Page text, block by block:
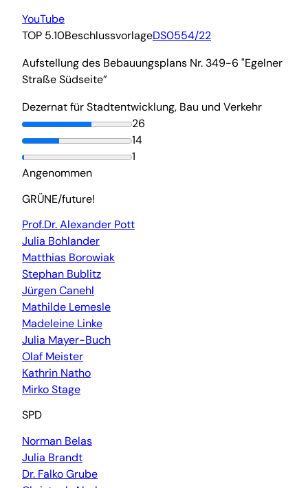
YouTube
TOP 5.10BeschlussvorlageDS0554/22
Aufstellung des Bebauungsplans Nr. 349-6 "Egelner
Straße Südseite”
Dezernat für Stadtentwicklung, Bau und Verkehr
26
14
1
Angenommen
GRÜNE/future!
Prof.Dr. Alexander Pott
Julia Bohlander
Matthias Borowiak
Stephan Bublitz
Jürgen Canehl
Mathilde Lemesle
Madeleine Linke
Julia Mayer-Buch
Olaf Meister
Kathrin Natho
Mirko Stage
SPD
Norman Belas
Julia Brandt
Dr. Falko Grube